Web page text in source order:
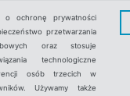
o ochronę prywatności
przetwarzania
oraz stosuje
technologiczne
osób trzecich w
Używamy także